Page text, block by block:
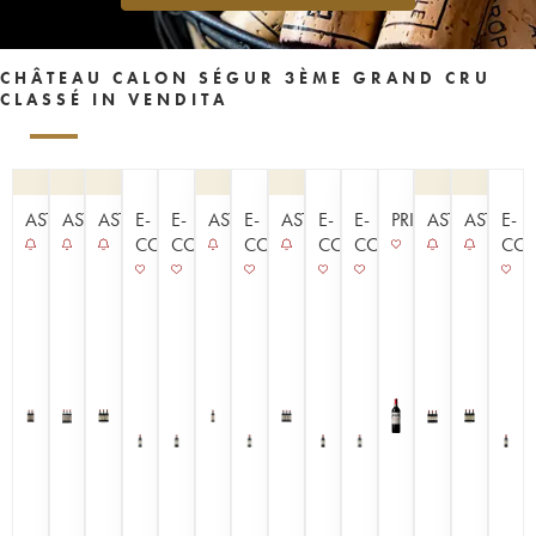
CHÂTEAU CALON SÉGUR 3ÈME GRAND CRU
CLASSÉ IN VENDITA
ASTAASTAASTAE-
COMMERCE
E-
COMMERCE
ASTAE-
COMMERCE
ASTAE-
COMMERCE
E-
COMMERCE
PRIMEURS
ASTAASTAE-